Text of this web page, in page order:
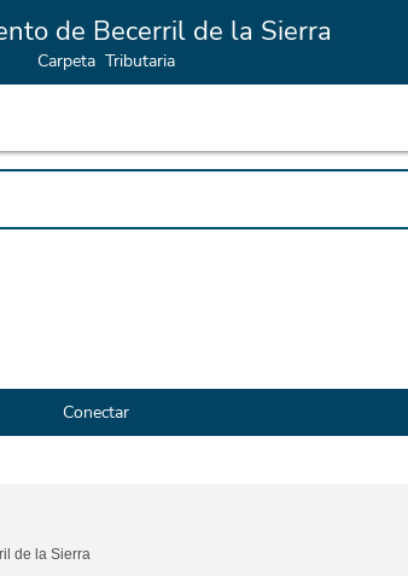
de Becerril de la Sierra
Carpeta Tributaria
de la Sierra